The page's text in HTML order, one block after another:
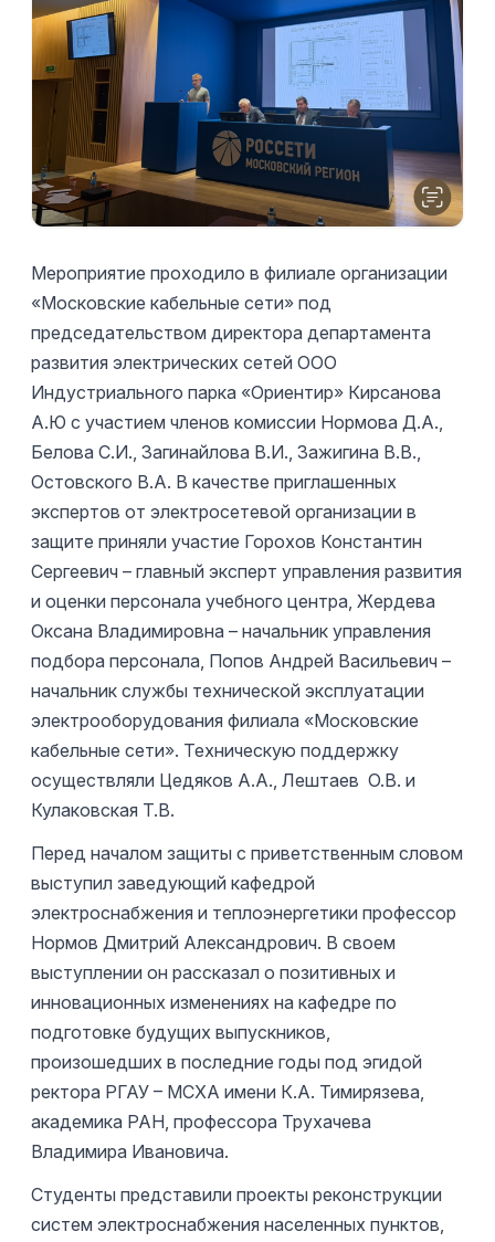
Мероприятие проходило в филиале организации
«Московские кабельные сети» под
председательством директора департамента
развития электрических сетей ООО
Индустриального парка «Ориентир» Кирсанова
А.Ю с участием членов комиссии Нормова Д.А.,
Белова С.И., Загинайлова В.И., Зажигина В.В.,
Остовского В.А. В качестве приглашенных
экспертов от электросетевой организации в
защите приняли участие Горохов Константин
Сергеевич – главный эксперт управления развития
и оценки персонала учебного центра, Жердева
Оксана Владимировна – начальник управления
подбора персонала, Попов Андрей Васильевич –
начальник службы технической эксплуатации
электрооборудования филиала «Московские
кабельные сети». Техническую поддержку
осуществляли Цедяков А.А., Лештаев О.В. и
Кулаковская Т.В.
Перед началом защиты с приветственным словом
выступил заведующий кафедрой
электроснабжения и теплоэнергетики профессор
Нормов Дмитрий Александрович. В своем
выступлении он рассказал о позитивных и
инновационных изменениях на кафедре по
подготовке будущих выпускников,
произошедших в последние годы под эгидой
ректора РГАУ – МСХА имени К.А. Тимирязева,
академика РАН, профессора Трухачева
Владимира Ивановича.
Студенты представили проекты реконструкции
систем электроснабжения населенных пунктов,